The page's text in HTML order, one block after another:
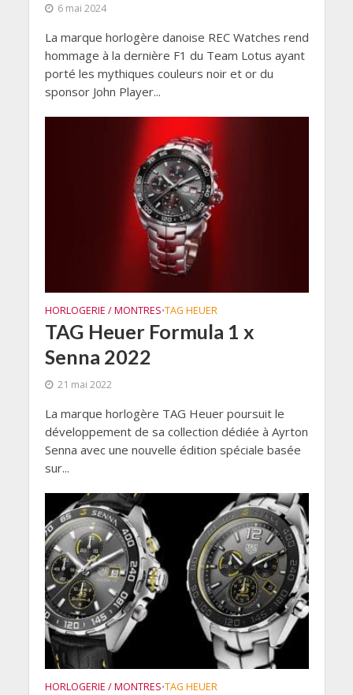
6 mai 2024
La marque horlogère danoise REC Watches rend
hommage à la dernière F1 du Team Lotus ayant
porté les mythiques couleurs noir et or du
sponsor John Player...
HORLOGERIE / MONTRES•TAG HEUER
TAG Heuer Formula 1 x
Senna 2022
21 mai 2022
La marque horlogère TAG Heuer poursuit le
développement de sa collection dédiée à Ayrton
Senna avec une nouvelle édition spéciale basée
sur...
HORLOGERIE / MONTRES•TAG HEUER